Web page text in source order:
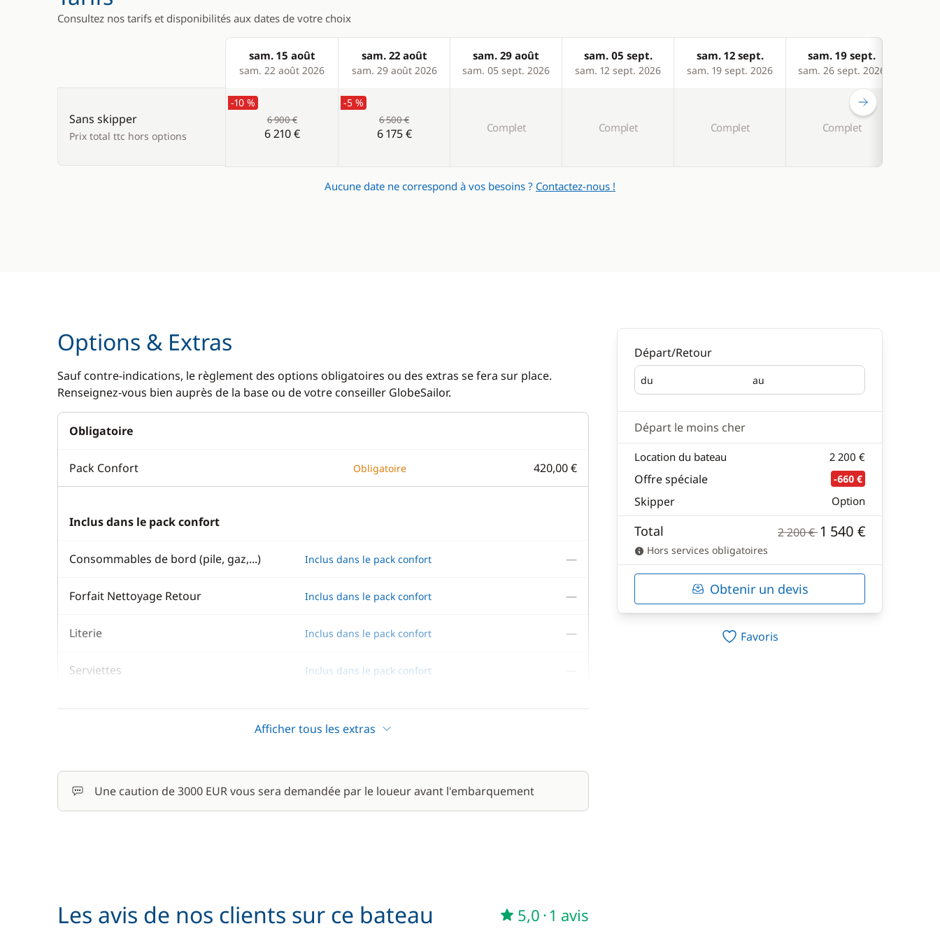
Consultez nos tarifs et disponibilités aux dates de votre choix
Products
sam. 15 août
sam. 22 août 2026
sam. 22 août
sam. 29 août 2026
sam. 29 août
sam. 05 sept. 2026
sam. 05 sept.
sam. 12 sept. 2026
sam. 12 sept.
sam. 19 sept. 2026
sam. 19 sept.
sam. 26 sept. 2026
Sans skipper
Prix total ttc hors options
-10 %
6 900 €
6 210 €
-5 %
6 500 €
6 175 € Complet Complet Complet Complet
Aucune date ne correspond à vos besoins ? Contactez-nous !
Options & Extras
Sauf contre-indications, le règlement des options obligatoires ou des extras se fera sur place.
Renseignez-vous bien auprès de la base ou de votre conseiller GlobeSailor.
Obligatoire
Pack Confort Obligatoire 420,00 €
Inclus dans le pack confort
Consommables de bord (pile, gaz,...) Inclus dans le pack confort —
Forfait Nettoyage Retour Inclus dans le pack confort —
Literie Inclus dans le pack confort —
Serviettes Inclus dans le pack confort
Wifi Inclus dans le pack confort —
Animaux de compagnie 200,00 €
Afficher tous les extras
Une caution de 3000 EUR vous sera demandée par le loueur avant l'embarquement
Les avis de nos clients sur ce bateau 5,0 ·1 avis
Départ/Retour
du
Départ au
Retour
Départ le moins cher
Location du bateau 2 200 €
Offre spéciale -660 €
Skipper Option
Total 2 200 €1 540 €
Hors services obligatoires
Obtenir un devis
Favoris